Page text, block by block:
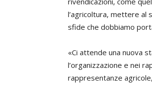
l’agricoltura, mettere al
sfide che dobbiamo
«Ci attende una nuova
l’organizzazione e nei
rappresentanze